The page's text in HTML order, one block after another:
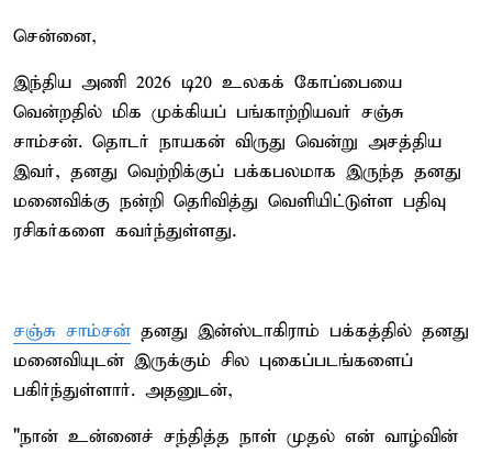
சென்னை,
இந்திய அணி 2026 டி20 உலகக் கோப்பையை
வென்றதில் மிக முக்கியப் பங்காற்றியவர் சஞ்சு
சாம்சன். தொடர் நாயகன் விருது வென்று அசத்திய
இவர், தனது வெற்றிக்குப் பக்கபலமாக இருந்த தனது
மனைவிக்கு நன்றி தெரிவித்து வெளியிட்டுள்ள பதிவு
ரசிகர்களை கவர்ந்துள்ளது.
சஞ்சு சாம்சன் தனது இன்ஸ்டாகிராம் பக்கத்தில் தனது
மனைவியுடன் இருக்கும் சில புகைப்படங்களைப்
பகிர்ந்துள்ளார். அதனுடன்,
"நான் உன்னைச் சந்தித்த நாள் முதல் என் வாழ்வின்